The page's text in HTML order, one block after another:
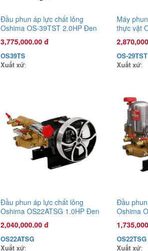
Đầu phun áp lực chất lỏng
Oshima OS-39TST 2.0HP Đen
(hoạt động bằng sức kéo động
cơ) (pittông sứ)
3,775,000.00 đ
OS39TS
Xuất xứ:
Máy
thực vật
1.0HP
sức kéo
OS-29TST
Xuất xứ:
Đầu phun áp lực chất lỏng
Oshima OS22ATSG 1.0HP Đen
(hoạt động bằng sức kéo động
cơ) (pittông sứ)
2,040,000.00 đ
OS22ATSG
Xuất xứ:
Đầu
Oshima
(hoạt
cơ)
OS22TSG
Xuất xứ: